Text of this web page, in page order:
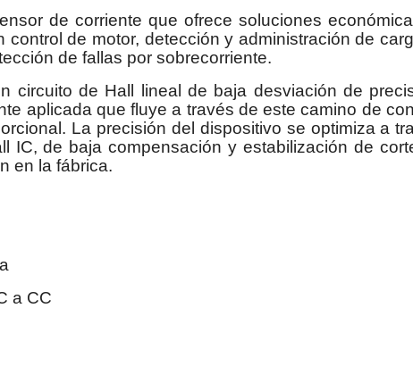
de corriente que ofrece soluciones
control de motor, detección y administración de
de fallas por sobrecorriente.
circuito de Hall lineal de baja desviación de
aplicada que fluye a través de este camino de
La precisión del dispositivo se optimiza a
IC, de baja compensación y estabilización de
en la fábrica.
a CC